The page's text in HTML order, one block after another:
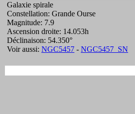
Galaxie spirale
Constellation: Grande Ourse
Magnitude: 7.9
Ascension droite: 14.053h
Déclinaison: 54.350°
Voir aussi: NGC5457 - NGC5457_SN